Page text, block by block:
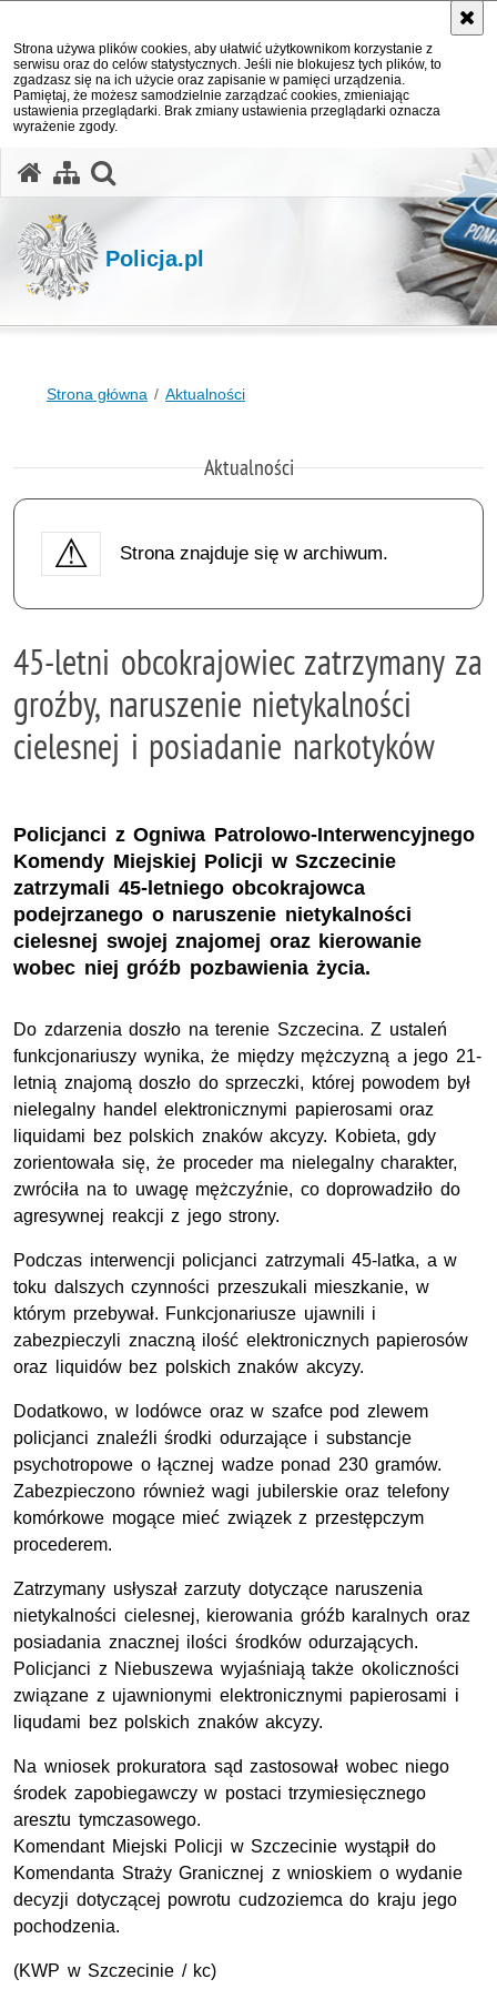
Strona używa plików cookies, aby ułatwić użytkownikom korzystanie z
serwisu oraz do celów statystycznych. Jeśli nie blokujesz tych plików, to
zgadzasz się na ich użycie oraz zapisanie w pamięci urządzenia.
Pamiętaj, że możesz samodzielnie zarządzać cookies, zmieniając
ustawienia przeglądarki. Brak zmiany ustawienia przeglądarki oznacza
wyrażenie zgody.
Policja.pl
Strona główna Aktualności
Aktualności
Strona znajduje się w archiwum.
45-letni obcokrajowiec zatrzymany za
groźby, naruszenie nietykalności
cielesnej i posiadanie narkotyków
Policjanci z Ogniwa Patrolowo-Interwencyjnego
Komendy Miejskiej Policji w Szczecinie
zatrzymali 45-letniego obcokrajowca
podejrzanego o naruszenie nietykalności
cielesnej swojej znajomej oraz kierowanie
wobec niej gróźb pozbawienia życia.
Do zdarzenia doszło na terenie Szczecina. Z ustaleń
funkcjonariuszy wynika, że między mężczyzną a jego 21-
letnią znajomą doszło do sprzeczki, której powodem był
nielegalny handel elektronicznymi papierosami oraz
liquidami bez polskich znaków akcyzy. Kobieta, gdy
zorientowała się, że proceder ma nielegalny charakter,
zwróciła na to uwagę mężczyźnie, co doprowadziło do
agresywnej reakcji z jego strony.
Podczas interwencji policjanci zatrzymali 45-latka, a w
toku dalszych czynności przeszukali mieszkanie, w
którym przebywał. Funkcjonariusze ujawnili i
zabezpieczyli znaczną ilość elektronicznych papierosów
oraz liquidów bez polskich znaków akcyzy.
Dodatkowo, w lodówce oraz w szafce pod zlewem
policjanci znaleźli środki odurzające i substancje
psychotropowe o łącznej wadze ponad 230 gramów.
Zabezpieczono również wagi jubilerskie oraz telefony
komórkowe mogące mieć związek z przestępczym
procederem.
Zatrzymany usłyszał zarzuty dotyczące naruszenia
nietykalności cielesnej, kierowania gróźb karalnych oraz
posiadania znacznej ilości środków odurzających.
Policjanci z Niebuszewa wyjaśniają także okoliczności
związane z ujawnionymi elektronicznymi papierosami i
liqudami bez polskich znaków akcyzy.
Na wniosek prokuratora sąd zastosował wobec niego
środek zapobiegawczy w postaci trzymiesięcznego
aresztu tymczasowego.
Komendant Miejski Policji w Szczecinie wystąpił do
Komendanta Straży Granicznej z wnioskiem o wydanie
decyzji dotyczącej powrotu cudzoziemca do kraju jego
pochodzenia.
(KWP w Szczecinie / kc)